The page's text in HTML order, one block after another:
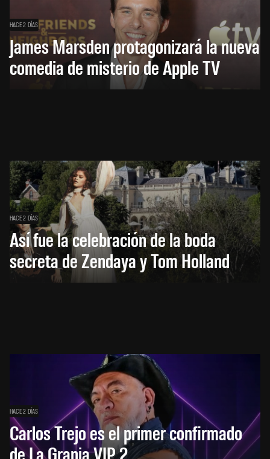
HACE 2 DÍAS
James Marsden protagonizará la nueva
comedia de misterio de Apple TV
HACE 2 DÍAS
Así fue la celebración de la boda
secreta de Zendaya y Tom Holland
HACE 2 DÍAS
Carlos Trejo es el primer confirmado
de La Granja VIP 2